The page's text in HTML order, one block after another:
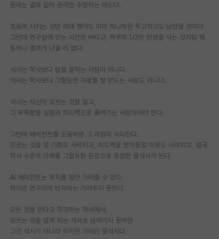
문제는 결과 없이 권리만 주장하는 태도다.
조용히 시키는 것만 제때 했어도 이미 하나씩은 투고하고도 남았을 것이다.
그런데 연구실에 있는 시간만 버티고, 하루의 1/3만 인생을 사는 것처럼 행
동하니 결과가 나올 리 없다.
석사는 학사보다 말을 잘하는 사람이 아니다.
석사는 학사보다 그럴듯한 자료를 잘 만드는 사람도 아니다.
석사는 자신이 모르는 것을 알고,
그 부족함을 실험과 피드백으로 줄여가는 사람이어야 한다.
그런데 에이전트를 오용하면 그 과정이 사라진다.
모르는 것을 알 기회도 사라지고, 피드백을 받아들일 이유도 사라지고, 결국
학사 수준의 이해를 그럴듯한 문장으로 포장한 물석사가 된다.
AI 에이전트는 무지를 잠깐 가려줄 수 있다.
하지만 연구자의 빈자리는 가려주지 못한다.
모든 것을 안다고 착각하는 학사에서,
모르는 것을 알게 되는 석사로 넘어가지 못하면
그건 석사가 아니라 무지만 가려진 물석사다.